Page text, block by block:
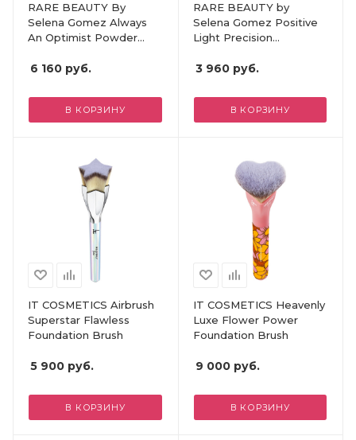
RARE BEAUTY By
Selena Gomez Always
An Optimist Powder
6 160 руб.
В КОРЗИНУ
RARE BEAUTY by
Selena Gomez Positive
Light Precision
3 960руб.
В КОРЗИНУ
IT COSMETICS Airbrush
Superstar Flawless
Foundation Brush
5 900 руб.
В КОРЗИНУ
IT COSMETICS Heavenly
Luxe Flower Power
Foundation Brush
9 000руб.
В КОРЗИНУ